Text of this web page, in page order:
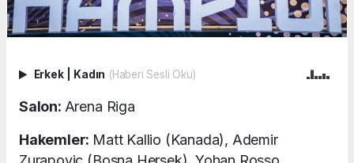
Erkek Kadın (Haberi Sesli Oku)
Salon: Arena Riga
Hakemler: Matt Kallio (Kanada), Ademir